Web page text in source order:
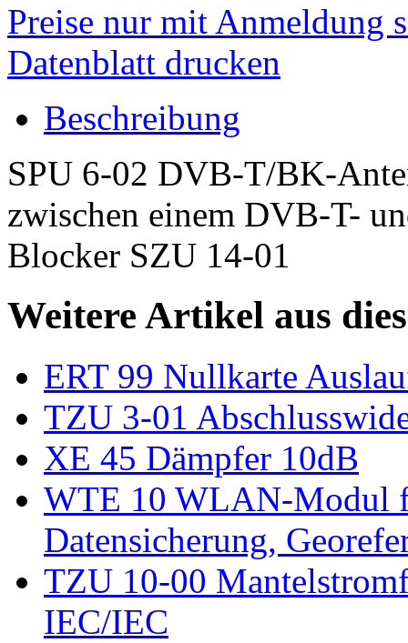
Preise nur mit Anmeldung
Datenblatt drucken
Beschreibung
SPU 6-02 DVB-T/BK-
zwischen einem DVB-T-
Blocker SZU 14-01
Weitere Artikel aus
ERT 99 Nullkarte
TZU 3-01
XE 45 Dämpfer 10dB
WTE 10 WLAN-Modul
Datensicherung,
TZU 10-00
IEC/IEC